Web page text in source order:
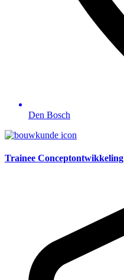
Den Bosch
Trainee Conceptontwikkeling